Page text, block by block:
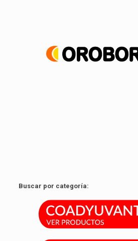
Agente coadyuvante foliar a base
Ver producto
Buscar por categoría: